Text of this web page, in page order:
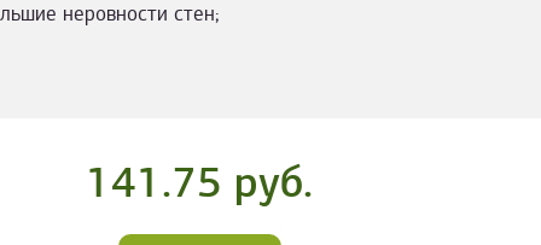
неровности стен;
141.75 руб.